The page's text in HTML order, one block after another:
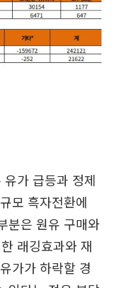
가 급등과 정제
모 흑자전환에
분은 원유 구매와
래깅효과와 재
가가 하락할 경